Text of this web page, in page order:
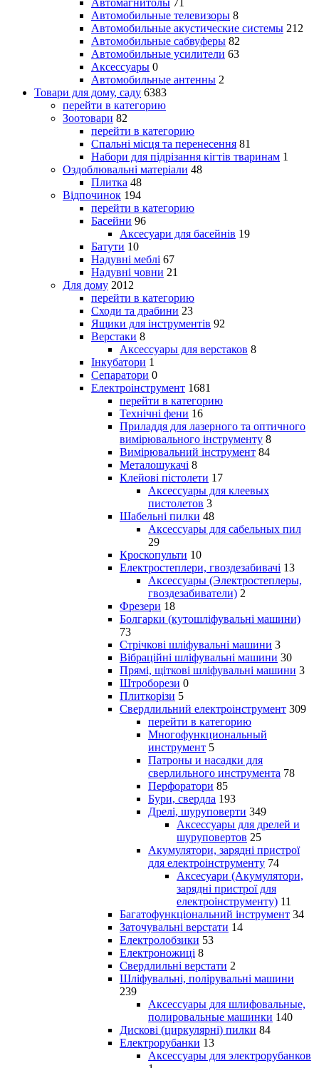
Автомагнитолы 71
Автомобильные телевизоры 8
Автомобильные акустические системы 212
Автомобильные сабвуферы 82
Автомобильные усилители 63
Аксессуары 0
Автомобильные антенны 2
Товари для дому, саду 6383
перейти в категорию
Зоотовари 82
перейти в категорию
Спальні місця та перенесення 81
Набори для підрізання кігтів тваринам 1
Оздоблювальні матеріали 48
Плитка 48
Відпочинок 194
перейти в категорию
Басейни 96
Аксесуари для басейнів 19
Батути 10
Надувні меблі 67
Надувні човни 21
Для дому 2012
перейти в категорию
Сходи та драбини 23
Ящики для інструментів 92
Верстаки 8
Аксессуары для верстаков 8
Інкубатори 1
Сепаратори 0
Електроінструмент 1681
перейти в категорию
Технічні фени 16
Приладдя для лазерного та оптичного
вимірювального інструменту 8
Вимірювальний інструмент 84
Металошукачі 8
Клейові пістолети 17
Аксессуары для клеевых
пистолетов 3
Шабельні пилки 48
Аксессуары для сабельных пил
29
Кроскопульти 10
Електростеплери, гвоздезабивачі 13
Аксессуары (Электростеплеры,
гвоздезабиватели) 2
Фрезери 18
Болгарки (кутошліфувальні машини)
73
Стрічкові шліфувальні машини 3
Вібраційні шліфувальні машини 30
Прямі, щіткові шліфувальні машини 3
Штроборези 0
Плиткорізи 5
Свердлильний електроінструмент 309
перейти в категорию
Многофункциональный
инструмент 5
Патроны и насадки для
сверлильного инструмента 78
Перфоратори 85
Бури, свердла 193
Дрелі, шуруповерти 349
Аксессуары для дрелей и
шуруповертов 25
Акумулятори, зарядні пристрої
для електроінструменту 74
Аксесуари (Акумулятори,
зарядні пристрої для
електроінструменту) 11
Багатофункціональний інструмент 34
Заточувальні верстати 14
Електролобзики 53
Електроножиці 8
Свердлильні верстати 2
Шліфувальні, полірувальні машини
239
Аксессуары для шлифовальные,
полировальные машинки 140
Дискові (циркулярні) пилки 84
Електрорубанки 13
Аксессуары для электрорубанков